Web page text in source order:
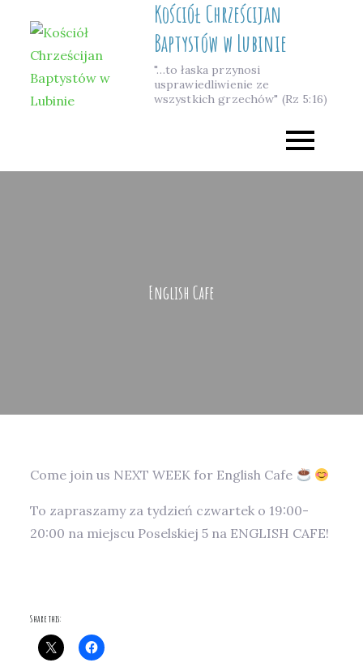
content
Kościół Chrześcijan
Baptystów w Lubinie
"…to łaska przynosi
usprawiedliwienie ze
wszystkich grzechów" (Rz 5:16)
English Cafe
Come join us NEXT WEEK for English Cafe
To zapraszamy za tydzień czwartek o 19:00-
20:00 na miejscu Poselskiej 5 na ENGLISH CAFE!
Share this: